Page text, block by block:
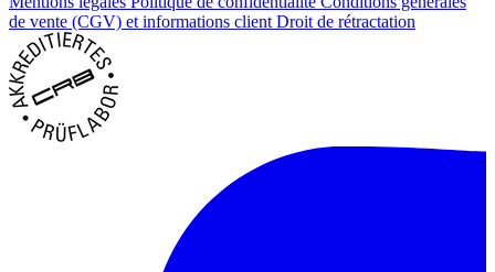
de vente (CGV) et informations client Droit de rétractation